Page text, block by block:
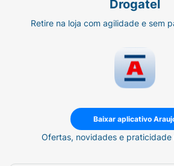
Drogatel
Retire na loja com agilidade e sem
Baixar aplicativo
Ofertas, novidades e praticidade